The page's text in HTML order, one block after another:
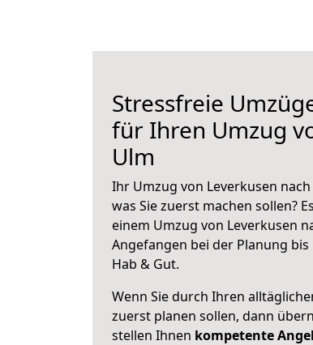
Stressfreie
für Ihren Umzug
Ulm
Ihr Umzug von Leverkusen
was Sie zuerst machen sollen?
einem Umzug von Leverkusen
Angefangen bei der Planung
Hab & Gut.
Wenn Sie durch Ihren
zuerst planen sollen, dann
stellen Ihnen kompetente